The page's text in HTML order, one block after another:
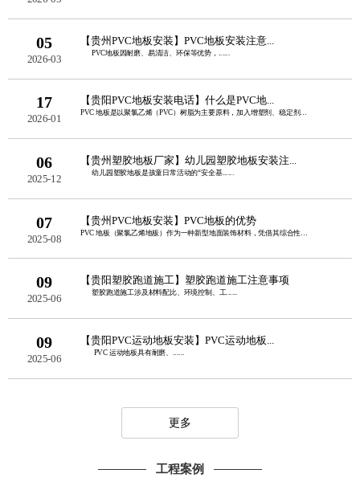
05
2026-03
【贵州PVC地板安装】PVC地板安装注意...
PVC地板因耐磨、易清洁、环保等优势，......
17
2026-01
【贵阳PVC地板安装电话】什么是PVC地...
PVC 地板是以聚氯乙烯（PVC）树脂为主要原料，加入增塑剂、稳定剂、填料等辅料......
06
2025-12
【贵州塑胶地板厂家】幼儿园塑胶地板安装注...
幼儿园塑胶地板是孩童日常活动的“安全基......
07
2025-08
【贵州PVC地板安装】PVC地板的优势
09
2025-06
【贵阳塑胶跑道施工】塑胶跑道施工注意事项
塑胶跑道施工涉及材料配比、环境控制、工......
09
2025-06
【贵阳PVC运动地板安装】PVC运动地板...
PVC 运动地板具有耐磨、......
更多
工程案例